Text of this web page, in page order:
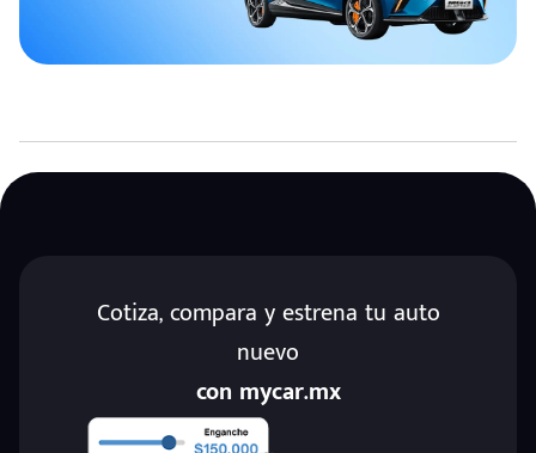
Cotiza, compara y estrena tu auto
nuevo
con mycar.mx